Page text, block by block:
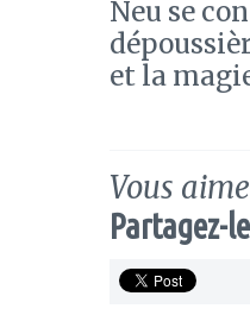
Neu se
et la
Vous
Partagez-